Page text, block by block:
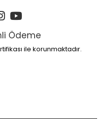
Ödeme
ile korunmaktadır.